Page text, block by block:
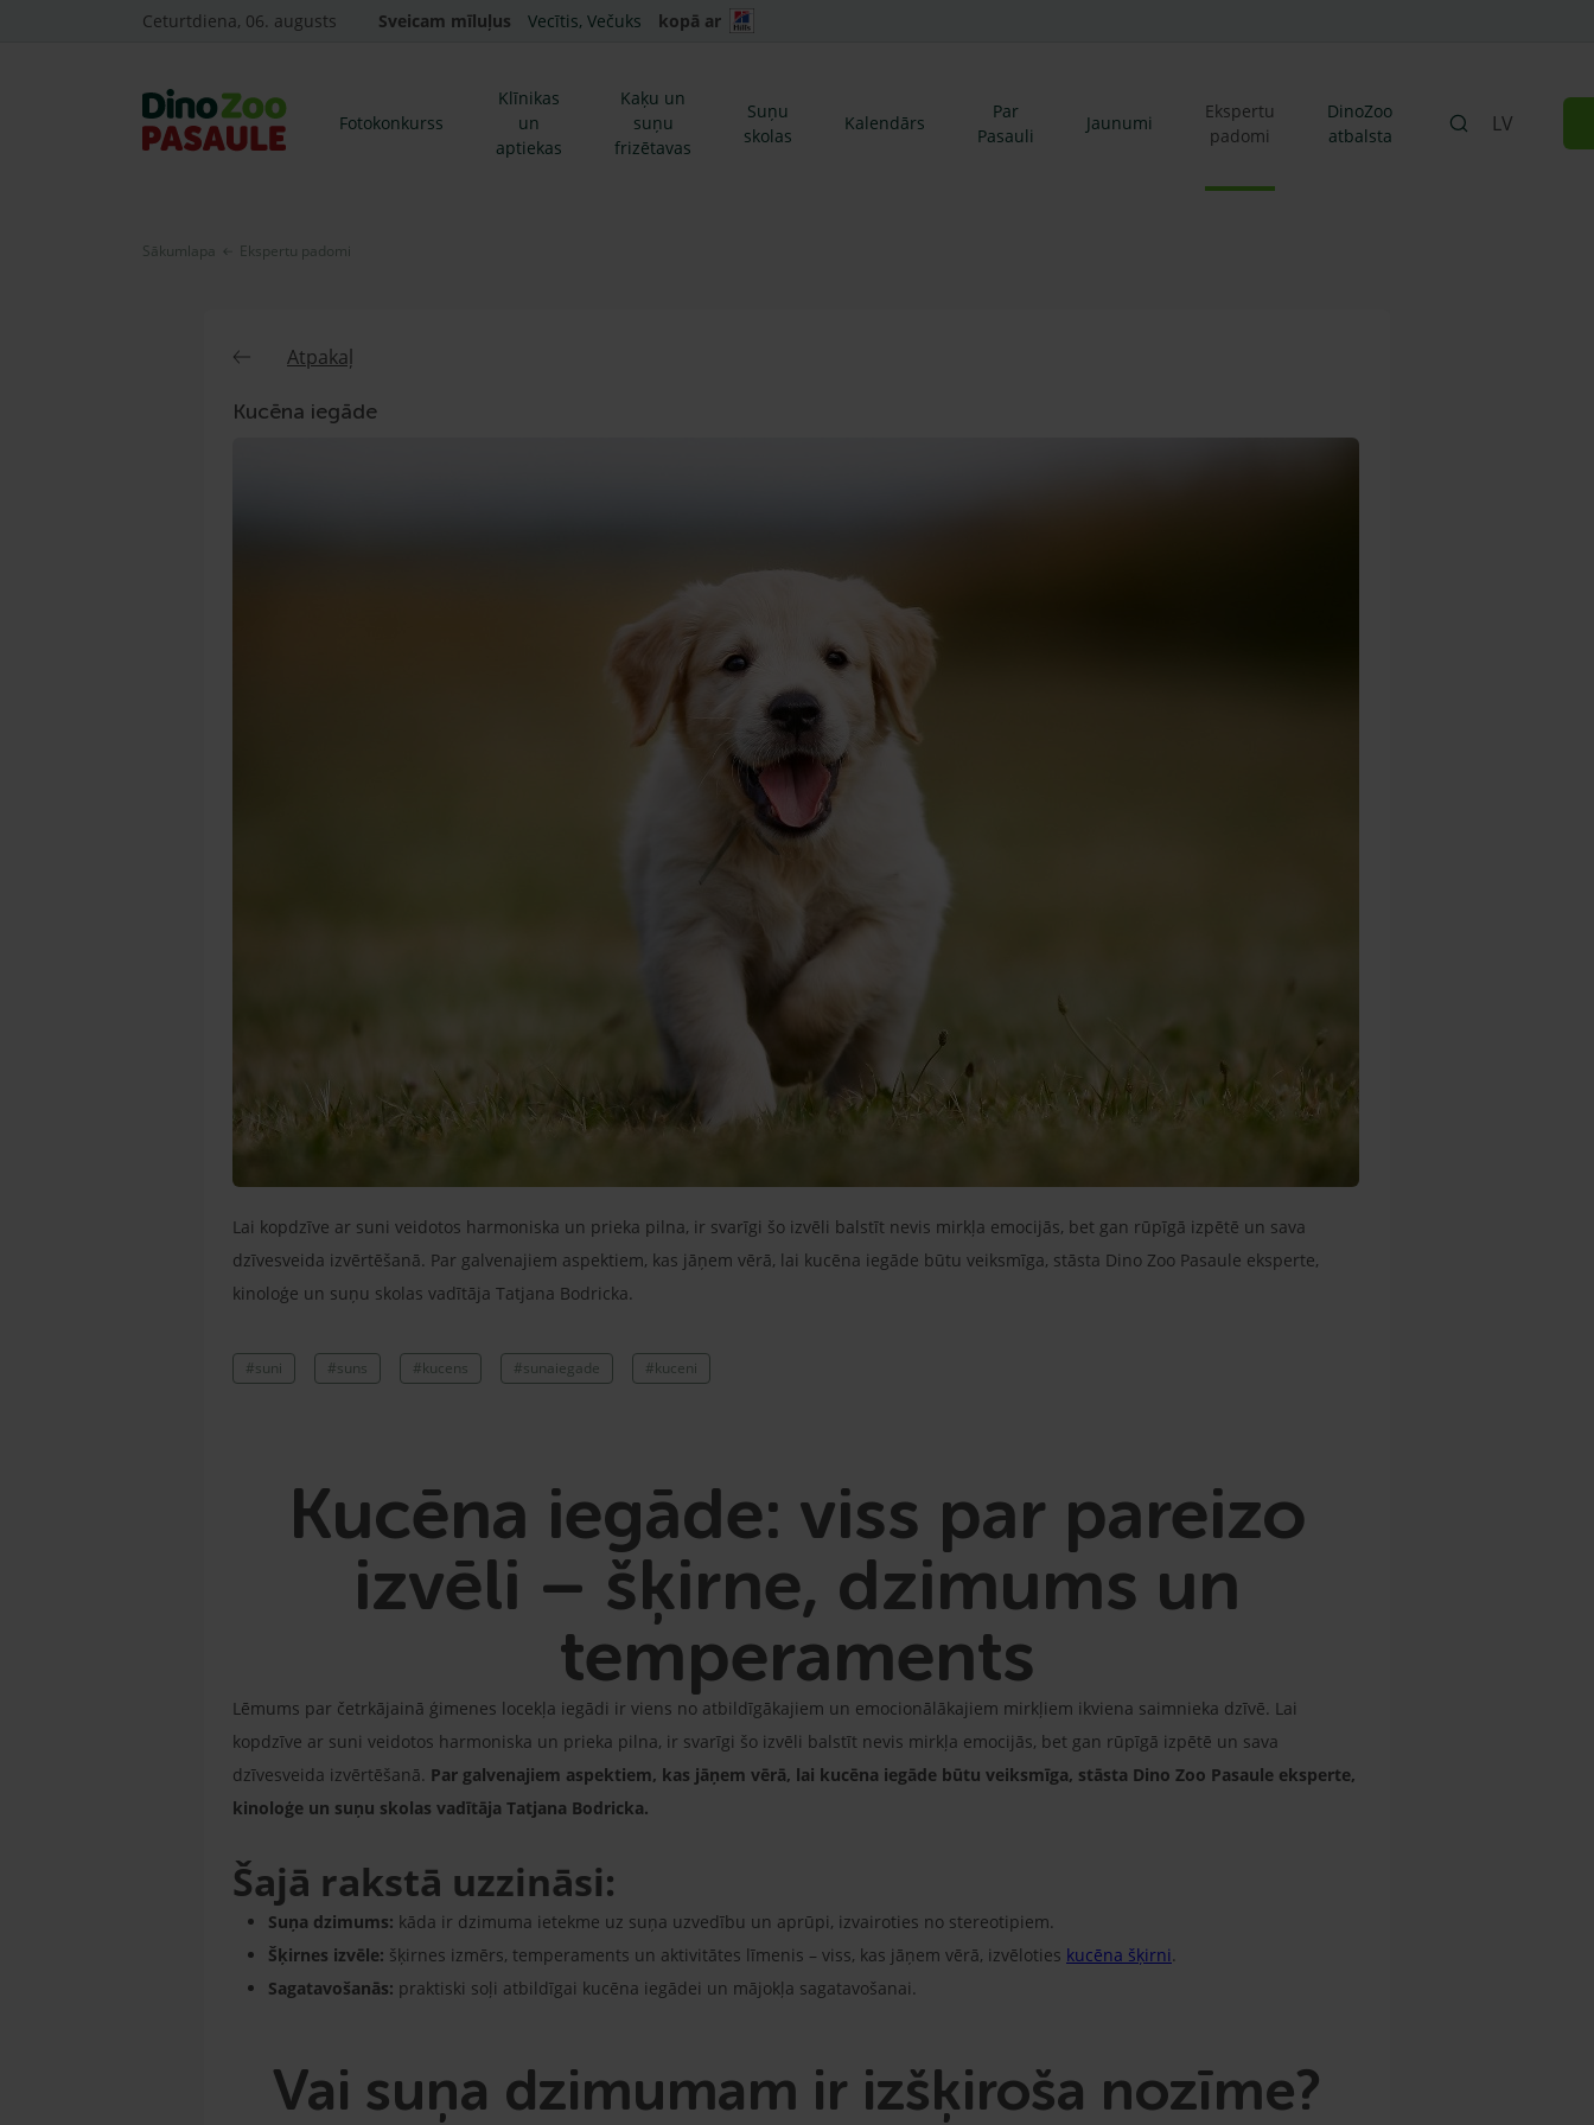
Ceturtdiena, 06. augusts Sveicam mīluļus Vecītis, Večuks kopā ar
Fotokonkurss
Klīnikas
un
aptiekas
Kaķu un
suņu
frizētavas
Suņu
skolas
Kalendārs
Par
Pasauli
Jaunumi
Ekspertu
padomi
DinoZoo
atbalsta
LV
Sākumlapa Ekspertu padomi
Atpakaļ
Kucēna iegāde
Lai kopdzīve ar suni veidotos harmoniska un prieka pilna, ir svarīgi šo izvēli balstīt nevis mirkļa emocijās, bet gan rūpīgā izpētē un sava
dzīvesveida izvērtēšanā. Par galvenajiem aspektiem, kas jāņem vērā, lai kucēna iegāde būtu veiksmīga, stāsta Dino Zoo Pasaule eksperte,
kinoloģe un suņu skolas vadītāja Tatjana Bodricka.
#suni #suns #kucens #sunaiegade #kuceni
Kucēna iegāde: viss par pareizo
izvēli – šķirne, dzimums un
temperaments
Lēmums par četrkājainā ģimenes locekļa iegādi ir viens no atbildīgākajiem un emocionālākajiem mirkļiem ikviena saimnieka dzīvē. Lai
kopdzīve ar suni veidotos harmoniska un prieka pilna, ir svarīgi šo izvēli balstīt nevis mirkļa emocijās, bet gan rūpīgā izpētē un sava
dzīvesveida izvērtēšanā. Par galvenajiem aspektiem, kas jāņem vērā, lai kucēna iegāde būtu veiksmīga, stāsta Dino Zoo Pasaule eksperte,
kinoloģe un suņu skolas vadītāja Tatjana Bodricka.
Šajā rakstā uzzināsi:
Suņa dzimums: kāda ir dzimuma ietekme uz suņa uzvedību un aprūpi, izvairoties no stereotipiem.
Šķirnes izvēle: šķirnes izmērs, temperaments un aktivitātes līmenis – viss, kas jāņem vērā, izvēloties kucēna šķirni.
Sagatavošanās: praktiski soļi atbildīgai kucēna iegādei un mājokļa sagatavošanai.
Vai suņa dzimumam ir izšķiroša nozīme?